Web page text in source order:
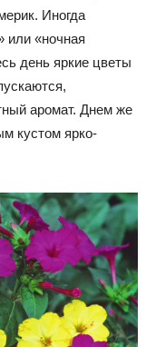
Иногда
или «ночная
день яркие цветы
аромат. Днем же
кустом ярко-